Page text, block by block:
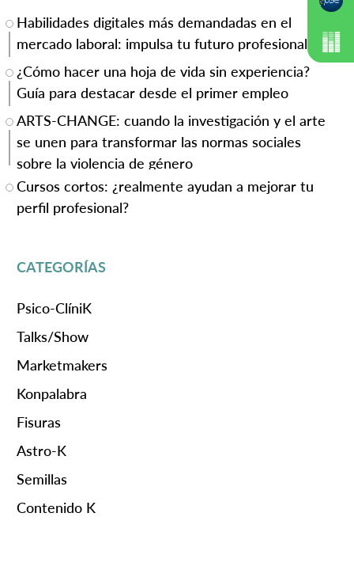
Habilidades digitales más demandadas en el
mercado laboral: impulsa tu futuro profesional
¿Cómo hacer una hoja de vida sin experiencia?
Guía para destacar desde el primer empleo
ARTS-CHANGE: cuando la investigación y el arte
se unen para transformar las normas sociales
sobre la violencia de género
Cursos cortos: ¿realmente ayudan a mejorar tu
perfil profesional?
CATEGORÍAS
Psico-ClíniK
Talks/Show
Marketmakers
Konpalabra
Fisuras
Astro-K
Semillas
Contenido K